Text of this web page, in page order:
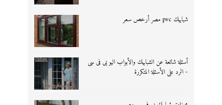
شبابيك pvc مصر أرخص سعر
أسئلة شائعة عن الشبابيك والأبواب اليو بى فى سى
- الرد على الأسئلة المتكررة